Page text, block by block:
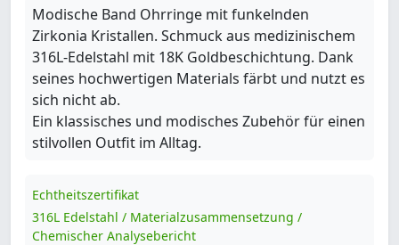
Modische Band Ohrringe mit funkelnden
Zirkonia Kristallen. Schmuck aus medizinischem
316L-Edelstahl mit 18K Goldbeschichtung. Dank
seines hochwertigen Materials färbt und nutzt es
sich nicht ab.
Ein klassisches und modisches Zubehör für einen
stilvollen Outfit im Alltag.
Echtheitszertifikat
316L Edelstahl / Materialzusammensetzung /
Chemischer Analysebericht